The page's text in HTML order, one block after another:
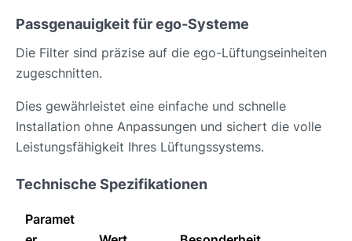
Passgenauigkeit für ego-Systeme
Die Filter sind präzise auf die ego-Lüftungseinheiten
zugeschnitten.
Dies gewährleistet eine einfache und schnelle
Installation ohne Anpassungen und sichert die volle
Leistungsfähigkeit Ihres Lüftungssystems.
Technische Spezifikationen
Paramet